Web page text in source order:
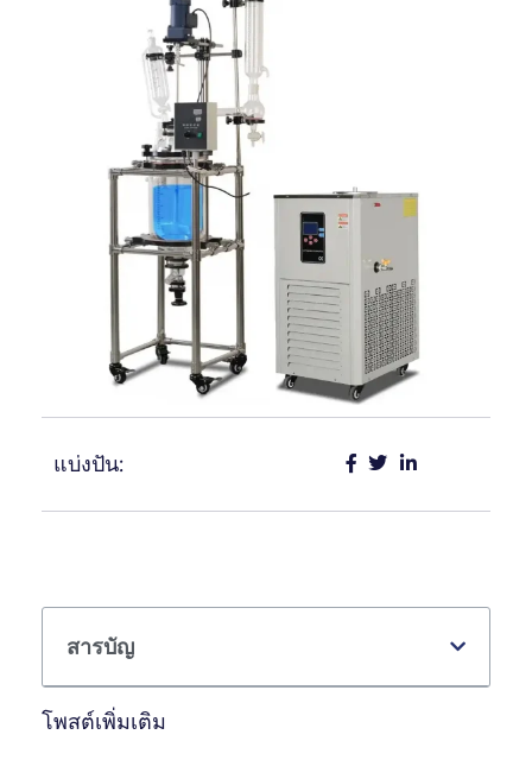
แบ่งปัน:
สารบัญ
โพสต์เพิ่มเติม